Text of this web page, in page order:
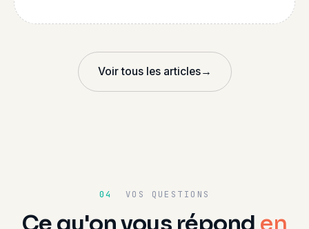
Voir tous les articles→
04 VOS QUESTIONS
Ce qu'on vous répond en